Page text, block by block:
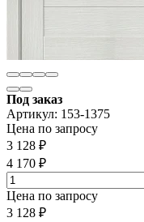
Под заказ
Артикул: 153-1375
Цена по запросу
3 128 ₽
4 170 ₽
Цена по запросу
3 128 ₽